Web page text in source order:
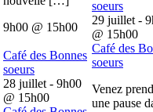
9h00 @ 15h00
Café des Bonnes
soeurs
28 juillet - 9h00
@ 15h00
soeurs
29 juillet -
@ 15h00
Café des
soeurs
Venez
une pause